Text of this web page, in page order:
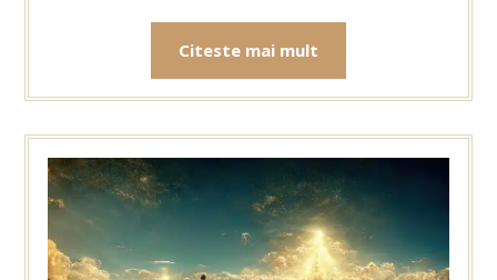
Citeste mai mult